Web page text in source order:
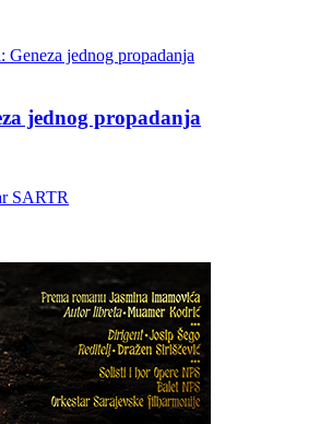
jednog propadanja
SARTR